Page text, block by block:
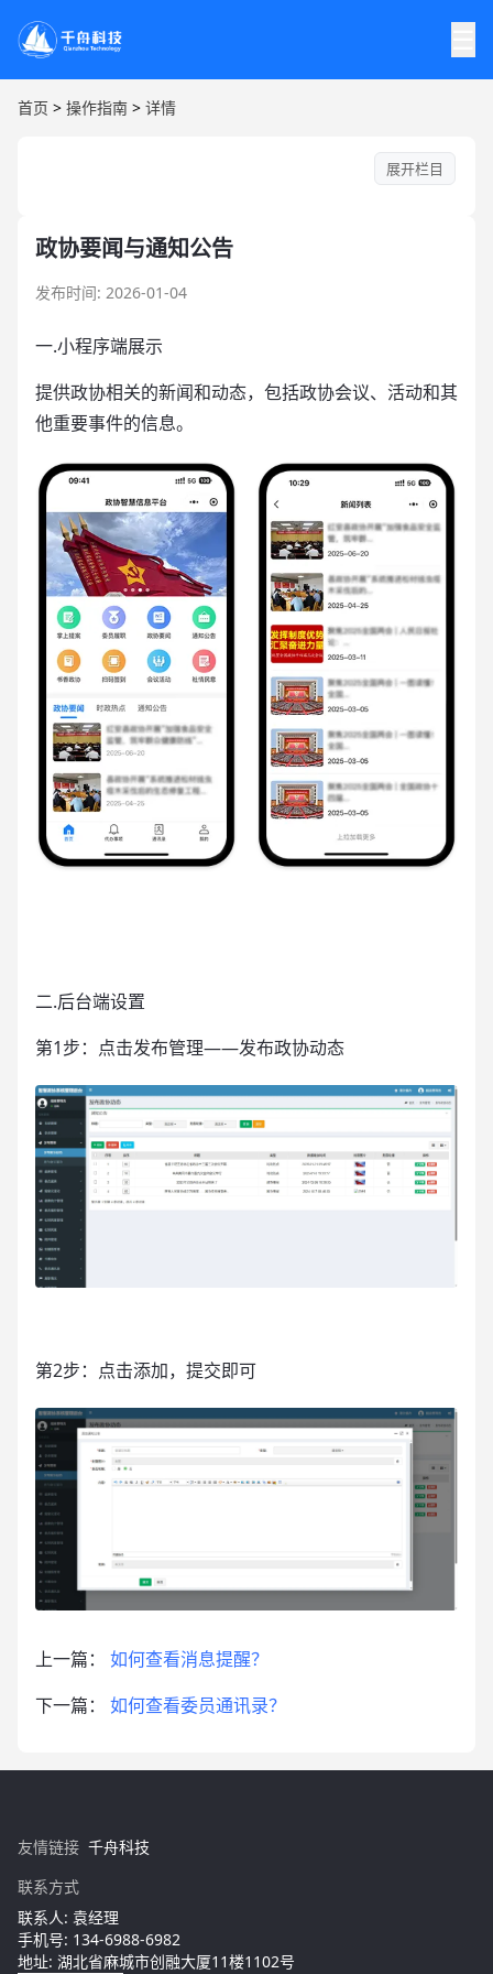
首页 > 操作指南 > 详情
展开栏目
政协要闻与通知公告
发布时间: 2026-01-04
一.小程序端展示
提供政协相关的新闻和动态，包括政协会议、活动和其
他重要事件的信息。
二.后台端设置
第1步：点击发布管理——发布政协动态
第2步：点击添加，提交即可
上一篇： 如何查看消息提醒？
下一篇： 如何查看委员通讯录？
友情链接 千舟科技
联系方式
联系人: 袁经理
手机号: 134-6988-6982
地址: 湖北省麻城市创融大厦11楼1102号